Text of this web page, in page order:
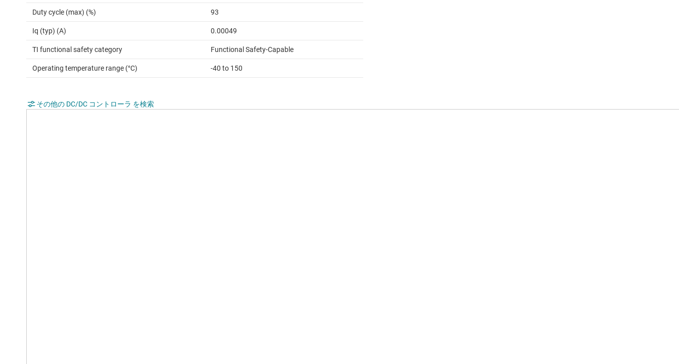
Duty cycle (max) (%) 93
Iq (typ) (A) 0.00049
TI functional safety category Functional Safety-Capable
Operating temperature range (°C) -40 to 150
その他の DC/DC コントローラ を検索